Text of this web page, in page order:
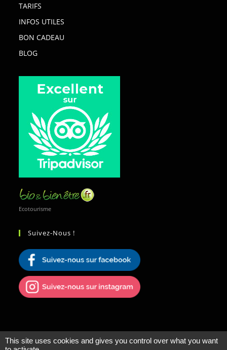
TARIFS
INFOS UTILES
BON CADEAU
BLOG
Ecotourisme
Suivez-Nous !
This site uses cookies and gives you control over what you want